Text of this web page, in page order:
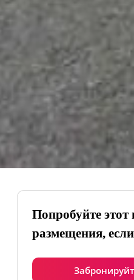
Попробуйте этот
размещения,